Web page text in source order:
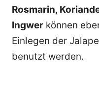
Rosmarin,
Ingwer können
Einlegen der
benutzt werden.